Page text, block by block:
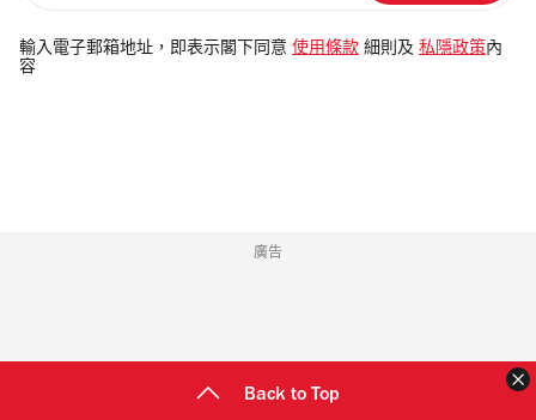
電
郵
輸入電子郵箱地址，即表示閣下同意 使用條款 細則及 私隱政策 內
容
廣告
Back to Top